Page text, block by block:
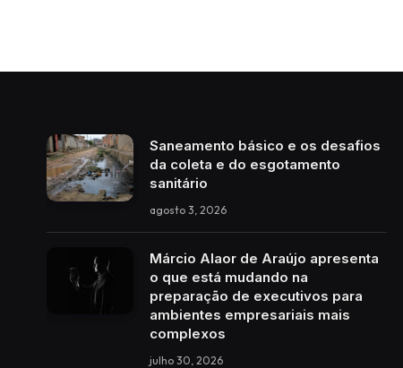
Saneamento básico e os desafios
da coleta e do esgotamento
sanitário
agosto 3, 2026
Márcio Alaor de Araújo apresenta
o que está mudando na
preparação de executivos para
ambientes empresariais mais
complexos
julho 30, 2026